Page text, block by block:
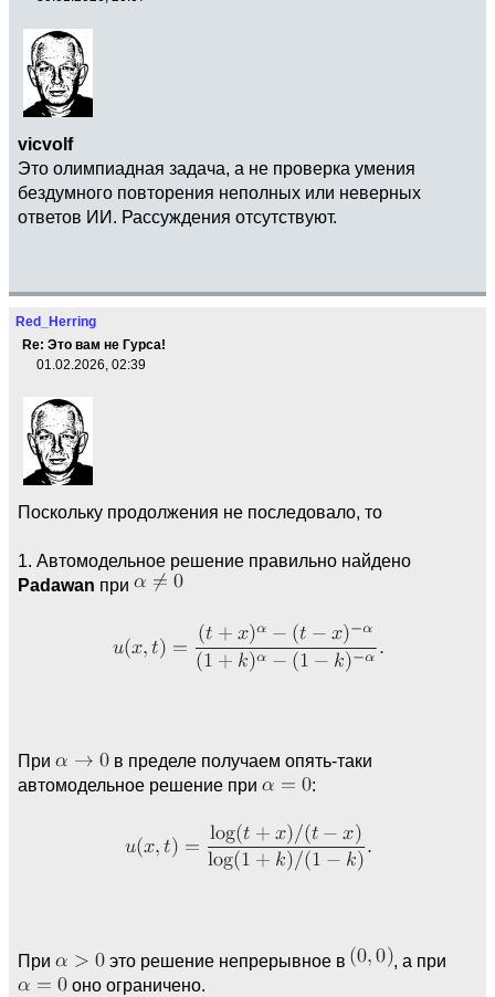
vicvolf
Это олимпиадная задача, а не проверка умения
бездумного повторения неполных или неверных
ответов ИИ. Рассуждения отсутствуют.
Red_Herring
Re: Это вам не Гурса!
01.02.2026, 02:39
Поскольку продолжения не последовало, то
1. Автомодельное решение правильно найдено
Padawan при
При
в пределе получаем опять-таки
автомодельное решение при
:
При это решение непрерывное в
, а при
оно ограничено.